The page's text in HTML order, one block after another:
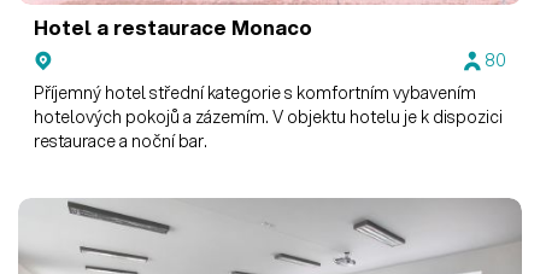
Hotel a restaurace Monaco
80
Příjemný hotel střední kategorie s komfortním vybavením
hotelových pokojů a zázemím. V objektu hotelu je k dispozici
restaurace a noční bar.